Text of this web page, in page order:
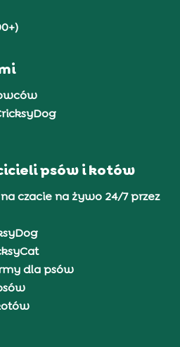
psów i kotów
czacie na żywo 24/7 przez
dla psów